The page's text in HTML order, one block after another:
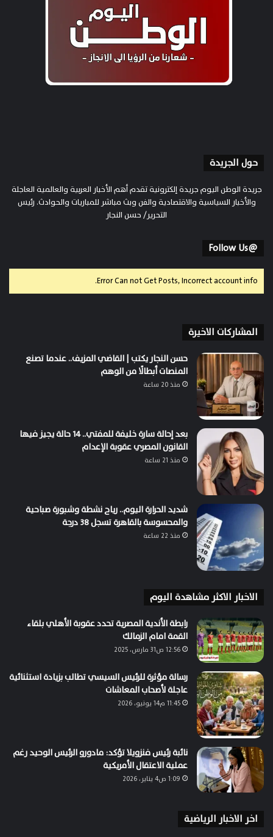
حول الجريدة
جريدة الوطن اليوم جريدة إلكترونية تقدم أهم الأخبار العربية والعالمية العاجلة
والأخبار السياسية والاقتصادية والفن وبث مباشر للمباريات والحوادث. رئيس
التحرير/ حسن النجار
@Follow Us
Error Can not Get Posts, Incorrect account info.
المشاركات الاخيرة
حسن النجار يكتب | القاضي المزيف.. عندما تصنع
المنصات أبطالًا من الوهم
منذ 20 ساعة
بعد إحالة سارة خليفة للمفتي.. 14 حالة يجيز فيها
القانون المصري عقوبة الإعدام
منذ 21 ساعة
شديد الحرارة اليوم.. رياح نشطة وشبورة صباحية
والمحسوسة بالقاهرة تسجل 38 درجة
منذ 22 ساعة
الاخبار الاكثر مشاهدة اليوم
رابطة الأندية المصرية تحدد عقوبة الأهلي بلقاء
القمة امام الزمالك
12:56 ص31 مارس، 2025
رسالة مؤثرة للرئيس السيسي تطالب بزيادة استثنائية
عاجلة لأصحاب المعاشات
11:45 م14 يونيو، 2026
نائبة رئيس فنزويلا تؤكد: مادورو الرئيس الوحيد رغم
عملية الاعتقال الأمريكية
1:09 ص4 يناير، 2026
اخر الاخبار الرياضية